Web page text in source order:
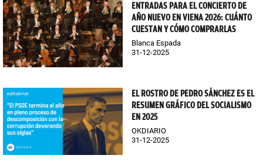
ENTRADAS PARA EL CONCIERTO DE
AÑO NUEVO EN VIENA 2026: CUÁNTO
CUESTAN Y CÓMO COMPRARLAS
Blanca Espada
31-12-2025
EL ROSTRO DE PEDRO SÁNCHEZ ES EL
RESUMEN GRÁFICO DEL SOCIALISMO
EN 2025
OKDIARIO
31-12-2025